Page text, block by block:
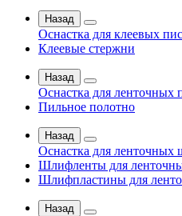
Назад
Оснастка для клеевых
Клеевые стержни
Назад
Оснастка для ленточных
Пильное полотно
Назад
Оснастка для
Шлифленты для
Шлифпластины для
Назад